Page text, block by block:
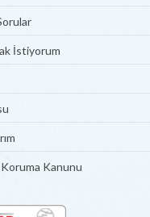
İstiyorum
Kanunu